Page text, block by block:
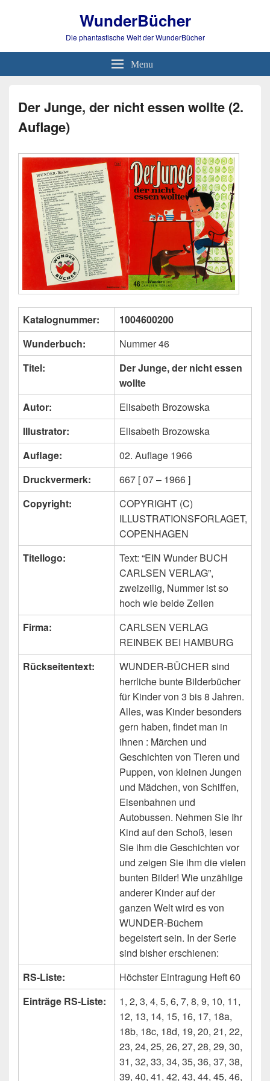
WunderBücher
Die phantastische Welt der WunderBücher
Menu
Der Junge, der nicht essen wollte (2.
Auflage)
Katalognummer:
1004600200
Wunderbuch:
Nummer 46
Titel:
Der Junge, der nicht essen
wollte
Autor:
Elisabeth Brozowska
Illustrator:
Elisabeth Brozowska
Auflage:
02. Auflage 1966
Druckvermerk:
667 [ 07 – 1966 ]
Copyright:
COPYRIGHT (C)
ILLUSTRATIONSFORLAGET,
COPENHAGEN
Titellogo:
Text: “EIN Wunder BUCH
CARLSEN VERLAG”,
zweizeilig, Nummer ist so
hoch wie beide Zeilen
Firma:
CARLSEN VERLAG
REINBEK BEI HAMBURG
Rückseitentext:
WUNDER-BÜCHER sind
herrliche bunte Bilderbücher
für Kinder von 3 bis 8 Jahren.
Alles, was Kinder besonders
gern haben, findet man in
ihnen : Märchen und
Geschichten von Tieren und
Puppen, von kleinen Jungen
und Mädchen, von Schiffen,
Eisenbahnen und
Autobussen. Nehmen Sie Ihr
Kind auf den Schoß, lesen
Sie ihm die Geschichten vor
und zeigen Sie ihm die vielen
bunten Bilder! Wie unzählige
anderer Kinder auf der
ganzen Welt wird es von
WUNDER-Büchern
begeistert sein. In der Serie
sind bisher erschienen:
RS-Liste:
Höchster Eintragung Heft 60
Einträge RS-Liste:
1, 2, 3, 4, 5, 6, 7, 8, 9, 10, 11,
12, 13, 14, 15, 16, 17, 18a,
18b, 18c, 18d, 19, 20, 21, 22,
23, 24, 25, 26, 27, 28, 29, 30,
31, 32, 33, 34, 35, 36, 37, 38,
39, 40, 41, 42, 43, 44, 45, 46,